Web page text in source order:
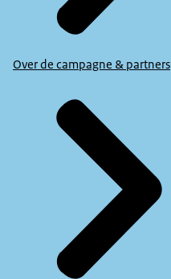
Over de campagne & partners